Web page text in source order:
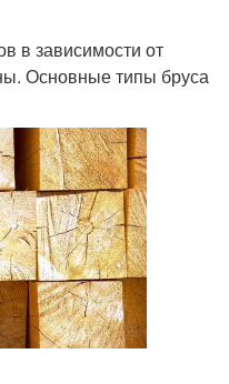
в зависимости от
Основные типы бруса